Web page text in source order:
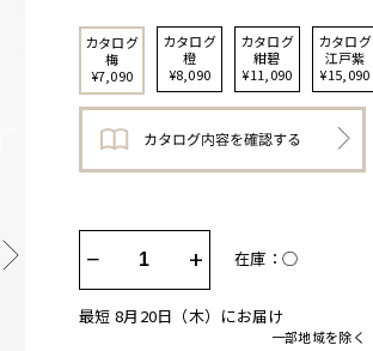
カタログ
梅
¥7,090
カタログ
橙
¥8,090
カタログ
紺碧
¥11,090
カタログ
江戸紫
¥15,090
− + 在庫：◯
最短 8月20日（木）にお届け
一部地域を除く